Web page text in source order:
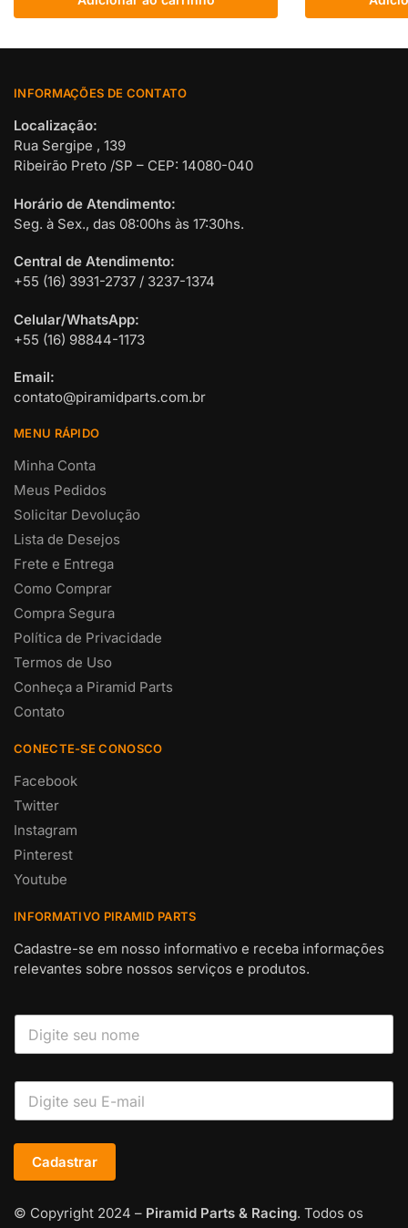
INFORMAÇÕES DE CONTATO
Localização:
Rua Sergipe , 139
Ribeirão Preto /SP – CEP: 14080-040
Horário de Atendimento:
Seg. à Sex., das 08:00hs às 17:30hs.
Central de Atendimento:
+55 (16) 3931-2737 / 3237-1374
Celular/WhatsApp:
+55 (16) 98844-1173
Email:
contato@piramidparts.com.br
MENU RÁPIDO
Minha Conta
Meus Pedidos
Solicitar Devolução
Lista de Desejos
Frete e Entrega
Como Comprar
Compra Segura
Política de Privacidade
Termos de Uso
Conheça a Piramid Parts
Contato
CONECTE-SE CONOSCO
Facebook
Twitter
Instagram
Pinterest
Youtube
INFORMATIVO PIRAMID PARTS
Cadastre-se em nosso informativo e receba informações
relevantes sobre nossos serviços e produtos.
Cadastrar
© Copyright 2024 – Piramid Parts & Racing. Todos os